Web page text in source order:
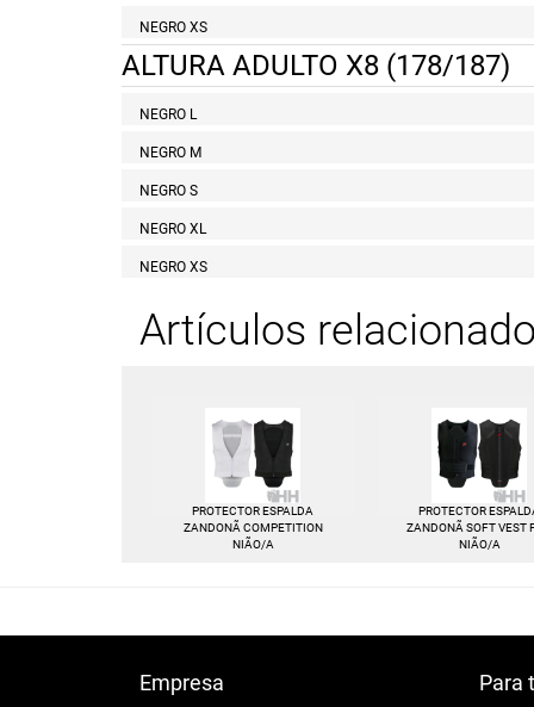
NEGRO XS
ALTURA ADULTO X8 (178/187)
NEGRO L
NEGRO M
NEGRO S
NEGRO XL
NEGRO XS
Artículos
PROTECTOR ESPALDA
ZANDONÃ COMPETITION
NIÃO/A
PROTECTOR
ZANDONÃ SOFT VEST
NIÃO/A
Empresa Para